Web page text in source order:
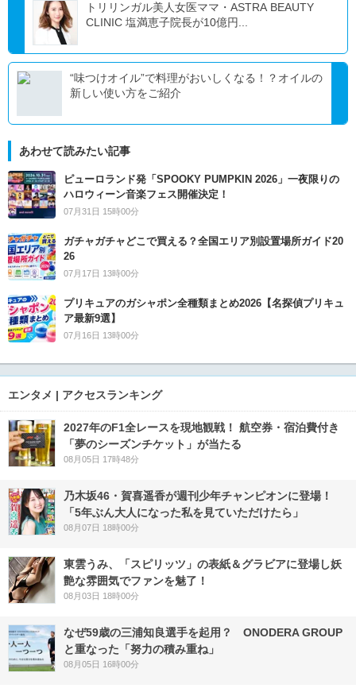
トリリンガル美人女医ママ・ASTRA BEAUTY
CLINIC 塩満恵子院長が10億円...
“味つけオイル”で料理がおいしくなる！？オイルの
新しい使い方をご紹介
あわせて読みたい記事
ピューロランド発「SPOOKY PUMPKIN 2026」一夜限りの
ハロウィーン音楽フェス開催決定！
07月31日 15時00分
ガチャガチャどこで買える？全国エリア別設置場所ガイド20
26
07月17日 13時00分
プリキュアのガシャポン全種類まとめ2026【名探偵プリキュ
ア最新9選】
07月16日 13時00分
エンタメ | アクセスランキング
2027年のF1全レースを現地観戦！ 航空券・宿泊費付き
「夢のシーズンチケット」が当たる
08月05日 17時48分
乃木坂46・賀喜遥香が週刊少年チャンピオンに登場！
「5年ぶん大人になった私を見ていただけたら」
08月07日 18時00分
東雲うみ、「スピリッツ」の表紙＆グラビアに登場し妖
艶な雰囲気でファンを魅了！
08月03日 18時00分
なぜ59歳の三浦知良選手を起用？ ONODERA GROUP
と重なった「努力の積み重ね」
08月05日 16時00分